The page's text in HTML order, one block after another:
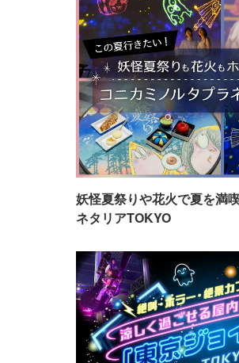
妖怪夏祭りや花火で夏を満
ネタリアTOKYO